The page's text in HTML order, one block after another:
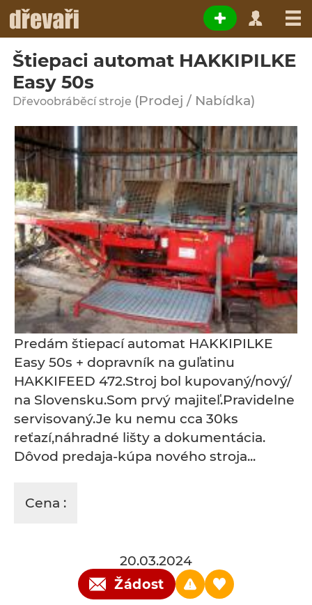
Štiepaci automat HAKKIPILKE
Easy 50s
Dřevoobráběcí stroje (Prodej / Nabídka)
Predám štiepací automat HAKKIPILKE
Easy 50s + dopravník na guľatinu
HAKKIFEED 472.Stroj bol kupovaný/nový/
na Slovensku.Som prvý majiteľ.Pravidelne
servisovaný.Je ku nemu cca 30ks
reťazí,náhradné lišty a dokumentácia.
Dôvod predaja-kúpa nového stroja...
Cena :
20.03.2024
Žádost